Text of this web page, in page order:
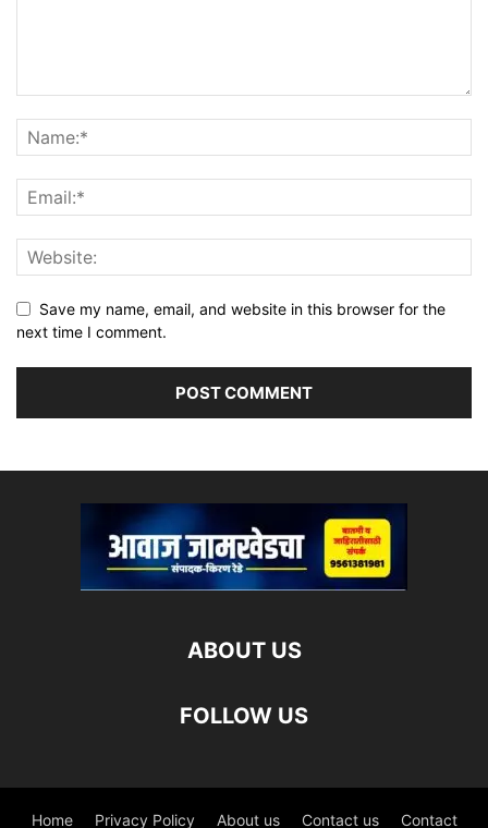
Save my name, email, and website in this browser for the
next time I comment.
ABOUT US
FOLLOW US
Home Privacy Policy About us Contact us Contact